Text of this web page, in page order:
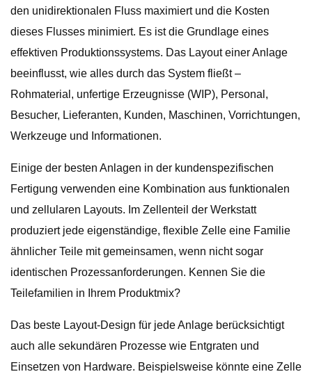
den unidirektionalen Fluss maximiert und die Kosten
dieses Flusses minimiert. Es ist die Grundlage eines
effektiven Produktionssystems. Das Layout einer Anlage
beeinflusst, wie alles durch das System fließt –
Rohmaterial, unfertige Erzeugnisse (WIP), Personal,
Besucher, Lieferanten, Kunden, Maschinen, Vorrichtungen,
Werkzeuge und Informationen.
Einige der besten Anlagen in der kundenspezifischen
Fertigung verwenden eine Kombination aus funktionalen
und zellularen Layouts. Im Zellenteil der Werkstatt
produziert jede eigenständige, flexible Zelle eine Familie
ähnlicher Teile mit gemeinsamen, wenn nicht sogar
identischen Prozessanforderungen. Kennen Sie die
Teilefamilien in Ihrem Produktmix?
Das beste Layout-Design für jede Anlage berücksichtigt
auch alle sekundären Prozesse wie Entgraten und
Einsetzen von Hardware. Beispielsweise könnte eine Zelle